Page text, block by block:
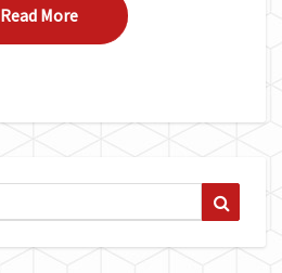
Read MoreRead More